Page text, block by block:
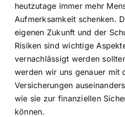
heutzutage immer mehr
Aufmerksamkeit schenken.
eigenen Zukunft und der
Risiken sind wichtige
vernachlässigt werden
werden wir uns genauer mit
Versicherungen
wie sie zur finanziellen
können.